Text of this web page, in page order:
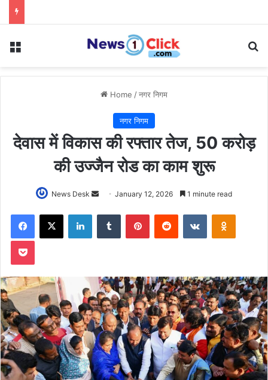
Menu
Home /नगर निगम
नगर निगम
देवास में विकास की रफ्तार तेज, 50 करोड़
की उज्जैन रोड का काम शुरू
News Desk
Send
email
January 12, 2026 1 minute read
Facebook
X LinkedInTumblr PinterestReddit VKontakte
Pocket